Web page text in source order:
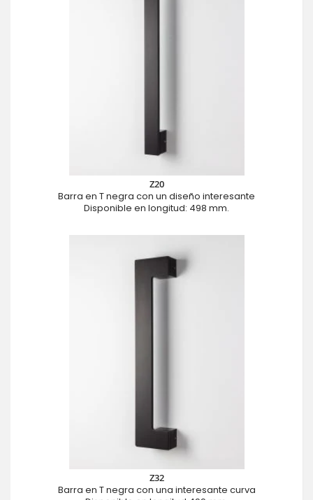
Z20
Barra en T negra con un diseño interesante
Disponible en longitud: 498 mm.
Z32
Barra en T negra con una interesante curva